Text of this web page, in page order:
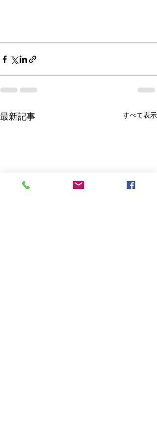
最新記事 すべて表示